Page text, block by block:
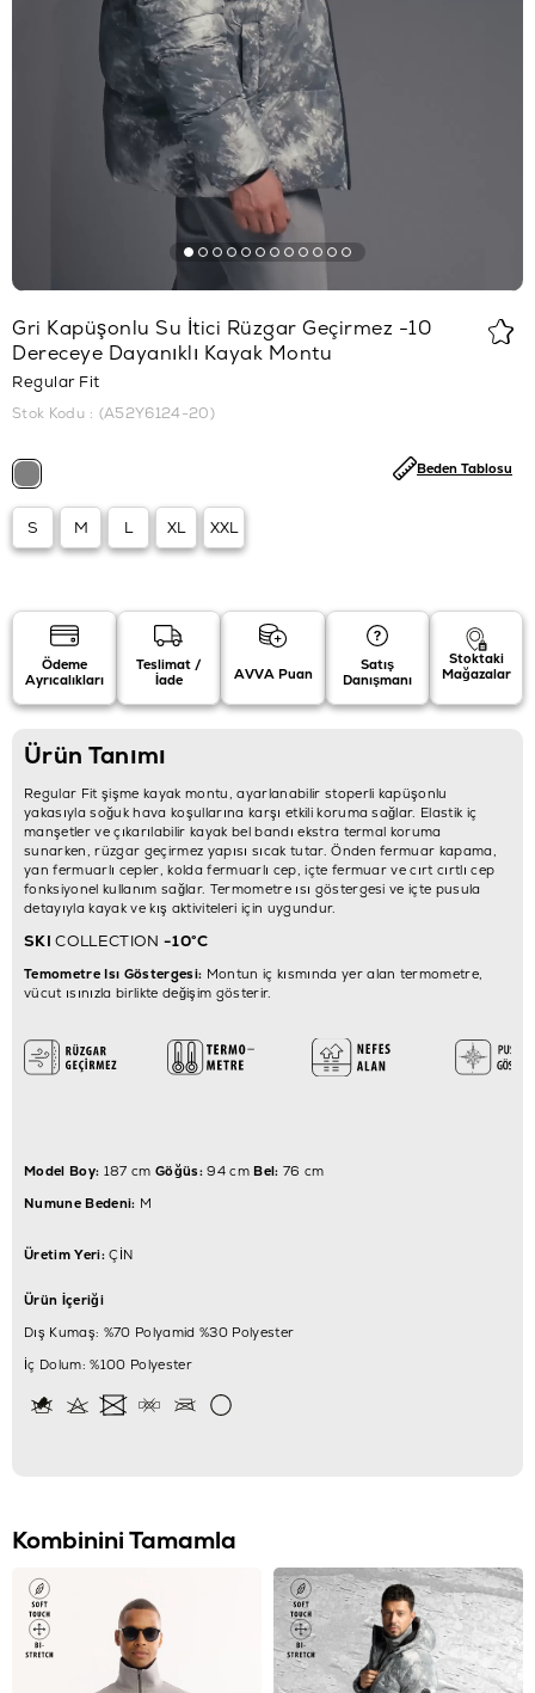
Gri Kapüşonlu Su İtici Rüzgar Geçirmez -10
Dereceye Dayanıklı Kayak Montu
Regular Fit
Stok Kodu (A52Y6124-20)
S M L XL XXL
Beden Tablosu
Ödeme
Ayrıcalıkları
Teslimat /
İade
AVVA Puan
Satış
Danışmanı
Stoktaki
Mağazalar
Ürün Tanımı
Regular Fit şişme kayak montu, ayarlanabilir stoperli kapüşonlu
yakasıyla soğuk hava koşullarına karşı etkili koruma sağlar. Elastik iç
manşetler ve çıkarılabilir kayak bel bandı ekstra termal koruma
sunarken, rüzgar geçirmez yapısı sıcak tutar. Önden fermuar kapama,
yan fermuarlı cepler, kolda fermuarlı cep, içte fermuar ve cırt cırtlı cep
fonksiyonel kullanım sağlar. Termometre ısı göstergesi ve içte pusula
detayıyla kayak ve kış aktiviteleri için uygundur.
SKI COLLECTION -10°C
Temometre Isı Göstergesi: Montun iç kısmında yer alan termometre,
vücut ısınızla birlikte değişim gösterir.
Model Boy: 187 cm Göğüs:94 cmBel: 76 cm
Numune Bedeni: M
Üretim Yeri:ÇİN
Ürün İçeriği
Dış Kumaş: %70 Polyamid %30 Polyester
İç Dolum: %100 Polyester
Kombinini Tamamla